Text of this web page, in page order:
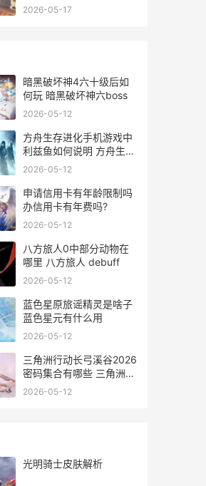
2026-05-17
暗黑破坏神4六十级后如
何玩 暗黑破坏神六boss
2026-05-12
方舟生存进化手机游戏中
利兹鱼如何说明 方舟生存
进化手游上帝模式
2026-05-12
申请信用卡有年龄限制吗
办信用卡有年费吗?
2026-05-12
八方旅人0中部分动物在
哪里 八方旅人 debuff
2026-05-12
蓝色星原旅谣精灵是啥子
蓝色星元有什么用
2026-05-12
三角洲行动长弓溪谷2026
密码集合有哪些 三角洲行
动长弓溪谷摸金路线
2026-05-12
光明骑士皮肤解析